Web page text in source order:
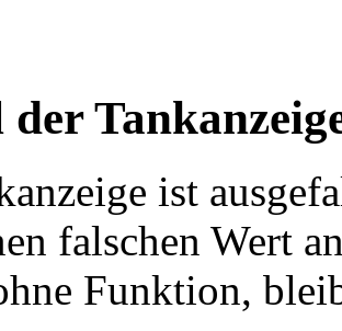
ist
falschen Wert
Funktion,